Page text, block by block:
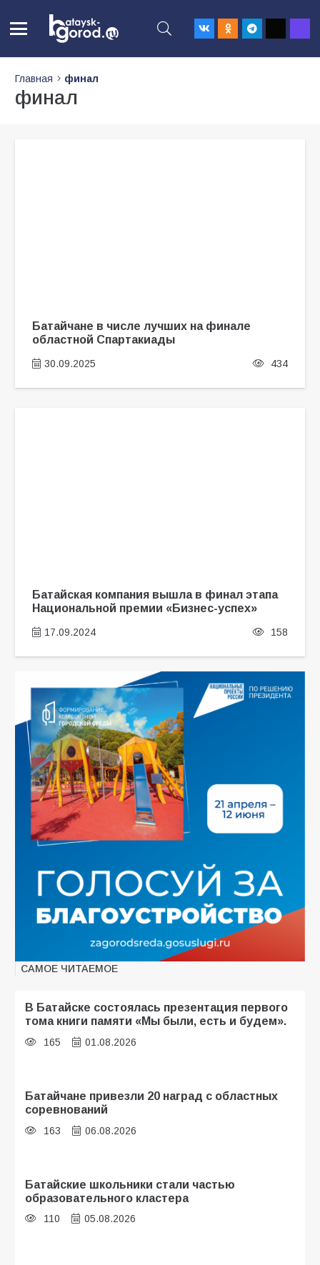
Главная финал
финал
Батайчане в числе лучших на финале
областной Спартакиады
30.09.2025 434
Батайская компания вышла в финал этапа
Национальной премии «Бизнес-успех»
17.09.2024 158
САМОЕ ЧИТАЕМОЕ
В Батайске состоялась презентация первого
тома книги памяти «Мы были, есть и будем».
165 01.08.2026
Батайчане привезли 20 наград с областных
соревнований
163 06.08.2026
Батайские школьники стали частью
образовательного кластера
110 05.08.2026